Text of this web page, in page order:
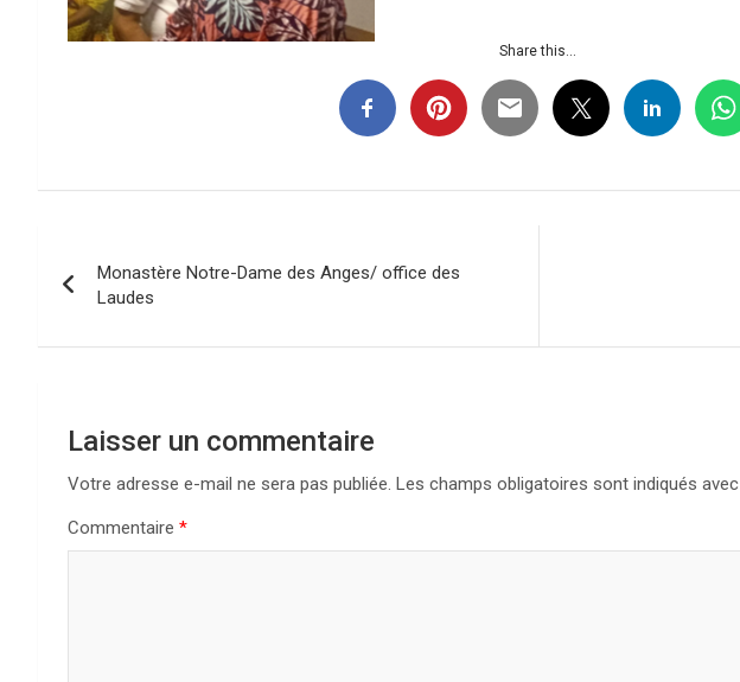
Share this...
de
l’article
Monastère Notre-Dame des Anges/ office des
Laudes
Laisser un commentaire
Votre adresse e-mail ne sera pas publiée. Les champs obligatoires sont indiqués avec
Commentaire *